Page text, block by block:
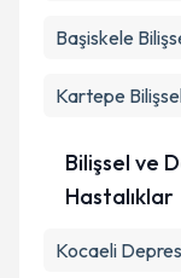
Başiskele
Kartepe
Bilişsel ve
Hastalıklar
Kocaeli